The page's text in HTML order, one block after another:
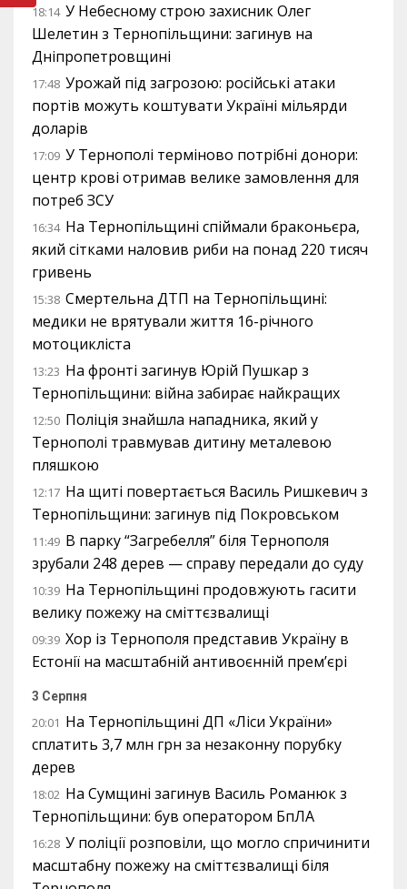
18:14 У Небесному строю захисник Олег
Шелетин з Тернопільщини: загинув на
Дніпропетровщині
17:48 Урожай під загрозою: російські атаки
портів можуть коштувати Україні мільярди
доларів
17:09 У Тернополі терміново потрібні донори:
центр крові отримав велике замовлення для
потреб ЗСУ
16:34 На Тернопільщині спіймали браконьєра,
який сітками наловив риби на понад 220 тисяч
гривень
15:38 Смертельна ДТП на Тернопільщині:
медики не врятували життя 16-річного
мотоцикліста
13:23 На фронті загинув Юрій Пушкар з
Тернопільщини: війна забирає найкращих
12:50 Поліція знайшла нападника, який у
Тернополі травмував дитину металевою
пляшкою
12:17 На щиті повертається Василь Ришкевич з
Тернопільщини: загинув під Покровськом
11:49 В парку “Загребелля” біля Тернополя
зрубали 248 дерев — справу передали до суду
10:39 На Тернопільщині продовжують гасити
велику пожежу на сміттєзвалищі
09:39 Хор із Тернополя представив Україну в
Естонії на масштабній антивоєнній прем’єрі
3 Серпня
20:01 На Тернопільщині ДП «Ліси України»
сплатить 3,7 млн грн за незаконну порубку
дерев
18:02 На Сумщині загинув Василь Романюк з
Тернопільщини: був оператором БпЛА
16:28 У поліції розповіли, що могло спричинити
масштабну пожежу на сміттєзвалищі біля